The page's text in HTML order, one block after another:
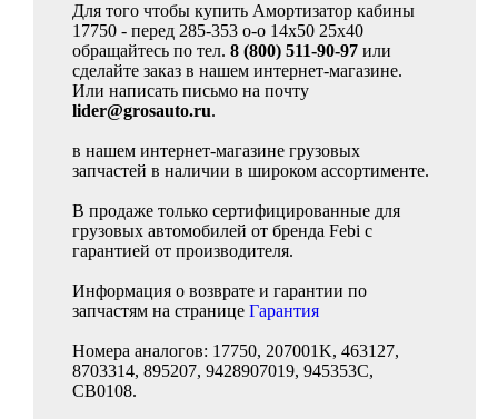
Для того чтобы купить Амортизатор кабины
17750 - перед 285-353 o-o 14x50 25x40
обращайтесь по тел. 8 (800) 511-90-97 или
сделайте заказ в нашем интернет-магазине.
Или написать письмо на почту
lider@grosauto.ru.
в нашем интернет-магазине грузовых
запчастей в наличии в широком ассортименте.
В продаже только сертифицированные для
грузовых автомобилей от бренда Febi с
гарантией от производителя.
Информация о возврате и гарантии по
запчастям на странице Гарантия
Номера аналогов: 17750, 207001K, 463127,
8703314, 895207, 9428907019, 945353C,
CB0108.